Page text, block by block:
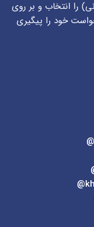
) را انتخاب و بر روی
خود را پیگیری